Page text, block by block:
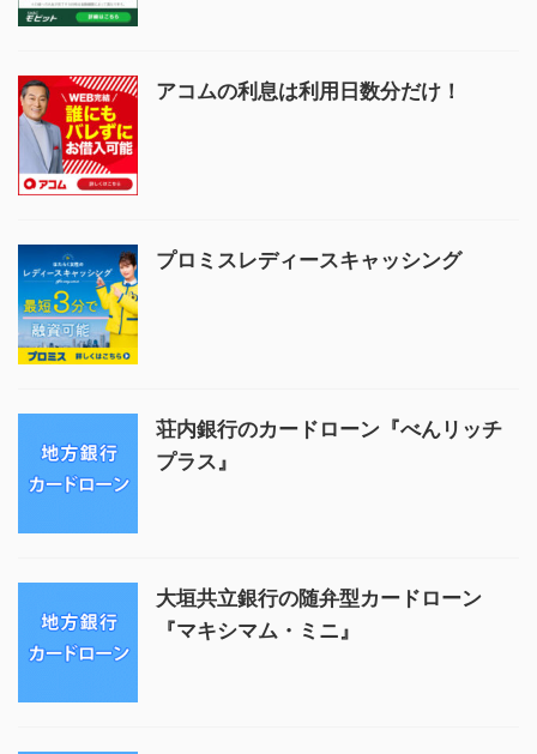
アコムの利息は利用日数分だけ！
プロミスレディースキャッシング
荘内銀行のカードローン『べんリッチ
プラス』
大垣共立銀行の随弁型カードローン
『マキシマム・ミニ』